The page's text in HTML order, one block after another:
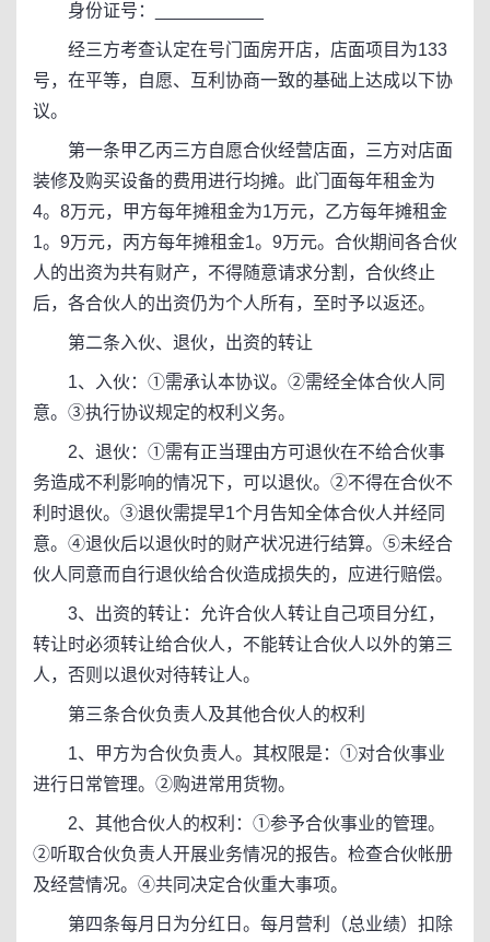
身份证号：___________
经三方考查认定在号门面房开店，店面项目为133
号，在平等，自愿、互利协商一致的基础上达成以下协
议。
第一条甲乙丙三方自愿合伙经营店面，三方对店面
装修及购买设备的费用进行均摊。此门面每年租金为
4。8万元，甲方每年摊租金为1万元，乙方每年摊租金
1。9万元，丙方每年摊租金1。9万元。合伙期间各合伙
人的出资为共有财产，不得随意请求分割，合伙终止
后，各合伙人的出资仍为个人所有，至时予以返还。
第二条入伙、退伙，出资的转让
1、入伙：①需承认本协议。②需经全体合伙人同
意。③执行协议规定的权利义务。
2、退伙：①需有正当理由方可退伙在不给合伙事
务造成不利影响的情况下，可以退伙。②不得在合伙不
利时退伙。③退伙需提早1个月告知全体合伙人并经同
意。④退伙后以退伙时的财产状况进行结算。⑤未经合
伙人同意而自行退伙给合伙造成损失的，应进行赔偿。
3、出资的转让：允许合伙人转让自己项目分红，
转让时必须转让给合伙人，不能转让合伙人以外的第三
人，否则以退伙对待转让人。
第三条合伙负责人及其他合伙人的权利
1、甲方为合伙负责人。其权限是：①对合伙事业
进行日常管理。②购进常用货物。
2、其他合伙人的权利：①参予合伙事业的管理。
②听取合伙负责人开展业务情况的报告。检查合伙帐册
及经营情况。④共同决定合伙重大事项。
第四条每月日为分红日。每月营利（总业绩）扣除